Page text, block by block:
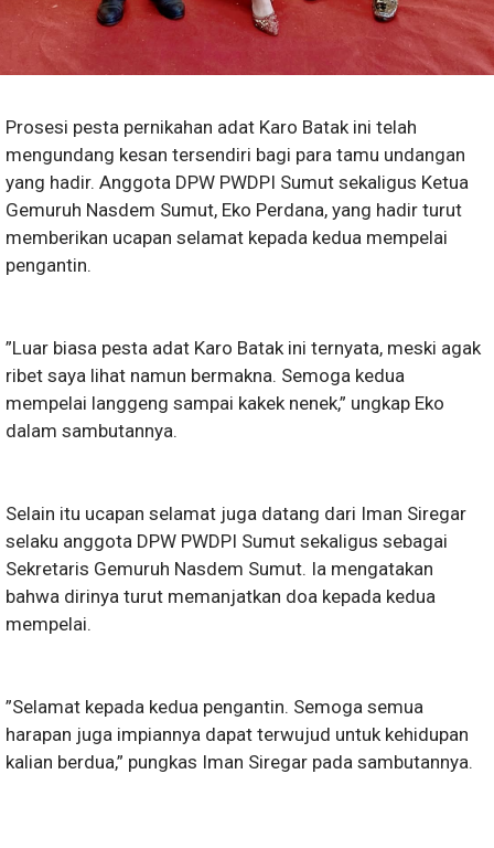
Prosesi pesta pernikahan adat Karo Batak ini telah
mengundang kesan tersendiri bagi para tamu undangan
yang hadir. Anggota DPW PWDPI Sumut sekaligus Ketua
Gemuruh Nasdem Sumut, Eko Perdana, yang hadir turut
memberikan ucapan selamat kepada kedua mempelai
pengantin.
”Luar biasa pesta adat Karo Batak ini ternyata, meski agak
ribet saya lihat namun bermakna. Semoga kedua
mempelai langgeng sampai kakek nenek,” ungkap Eko
dalam sambutannya.
Selain itu ucapan selamat juga datang dari Iman Siregar
selaku anggota DPW PWDPI Sumut sekaligus sebagai
Sekretaris Gemuruh Nasdem Sumut. Ia mengatakan
bahwa dirinya turut memanjatkan doa kepada kedua
mempelai.
”Selamat kepada kedua pengantin. Semoga semua
harapan juga impiannya dapat terwujud untuk kehidupan
kalian berdua,” pungkas Iman Siregar pada sambutannya.